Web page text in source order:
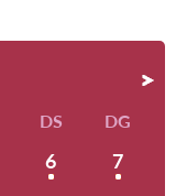
DS DG
6 7